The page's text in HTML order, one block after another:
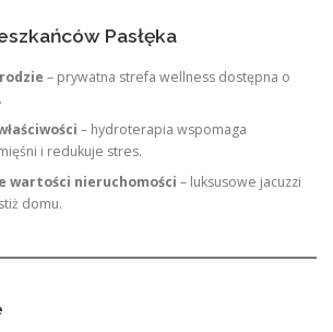
Pasłęka
– prywatna strefa wellness dostępna o
– hydroterapia wspomaga
i redukuje stres.
wartości nieruchomości – luksusowe jacuzzi
domu.